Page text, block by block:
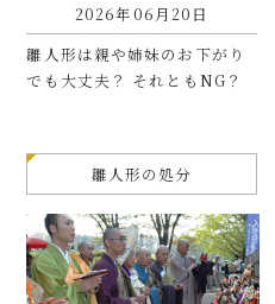
2026年06月20日
雛人形は親や姉妹のお下がり
でも大丈夫？ それともNG？
雛人形の処分